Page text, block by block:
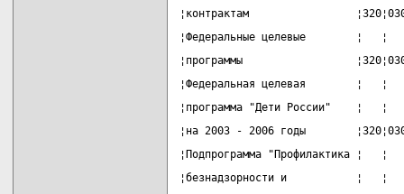
¦контрактам
¦Федеральные целевые
¦программы
¦Федеральная целевая
¦программа "Дети России"
¦на 2003 - 2006 годы
¦Подпрограмма
¦безнадзорности и